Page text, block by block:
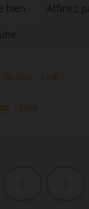
bien
Affinez
- Loft
- Box